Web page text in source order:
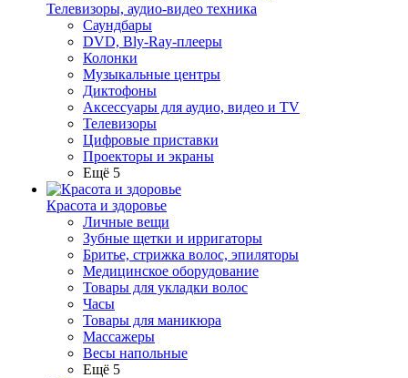
Телевизоры, аудио-видео техника
Саундбары
DVD, Bly-Ray-плееры
Колонки
Музыкальные центры
Диктофоны
Аксессуары для аудио, видео и TV
Телевизоры
Цифровые приставки
Проекторы и экраны
Ещё 5
Красота и здоровье
Личные вещи
Зубные щетки и ирригаторы
Бритье, стрижка волос, эпиляторы
Медицинское оборудование
Товары для укладки волос
Часы
Товары для маникюра
Массажеры
Весы напольные
Ещё 5